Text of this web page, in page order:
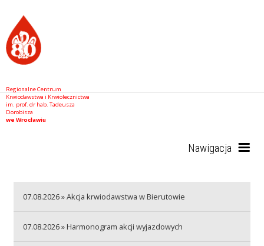
Regionalne Centrum
Krwiodawstwa i Krwiolecznictwa
im. prof. dr hab. Tadeusza
Dorobisza
we Wrocławiu
Nawigacja
07.08.2026 » Akcja krwiodawstwa w Bierutowie
07.08.2026 » Harmonogram akcji wyjazdowych